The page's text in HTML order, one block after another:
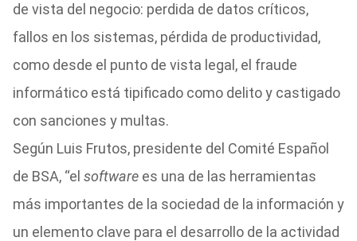
de vista del negocio: perdida de datos críticos,
fallos en los sistemas, pérdida de productividad,
como desde el punto de vista legal, el fraude
informático está tipificado como delito y castigado
con sanciones y multas.
Según Luis Frutos, presidente del Comité Español
de BSA, “el softwarees una de las herramientas
más importantes de la sociedad de la información y
un elemento clave para el desarrollo de la actividad